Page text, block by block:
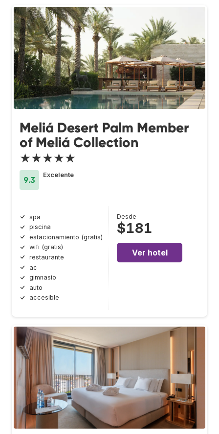
Meliá Desert Palm Member
of Meliá Collection
★★★★★
9.3
Excelente
spa
piscina
estacionamiento (gratis)
wifi (gratis)
restaurante
ac
gimnasio
auto
accesible
Desde
$181
Ver hotel